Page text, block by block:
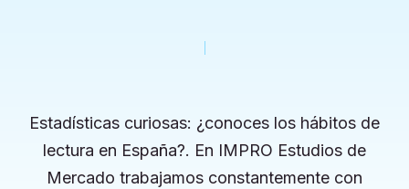
Estadísticas curiosas: ¿conoces los hábitos de
lectura en España?. En IMPRO Estudios de
Mercado trabajamos constantemente con